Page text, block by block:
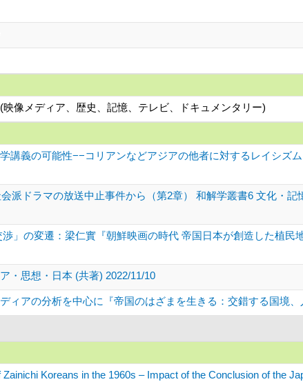
像メディア、歴史、記憶、テレビ、ドキュメンタリー)
講義の可能性−−コリアンなどアジアの他者に対するレイシズ
派ドラマの放送中止事件から（第2章） 和解学叢書6 文化・
」の変遷：梁仁實『朝鮮映画の時代 帝国日本が創造した植民
・思想・日本 (共著) 2022/11/10
ィアの分析を中心に『帝国のはざまを生きる：交錯する国境
Koreans in the 1960s – Impact of the Conclusion of the